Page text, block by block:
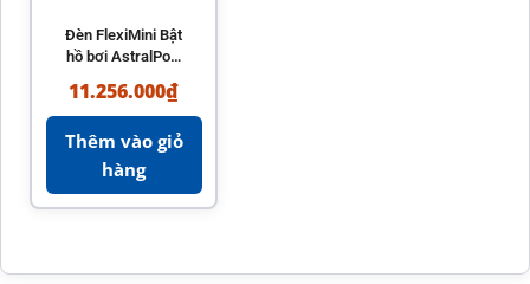
Đèn FlexiMini Bật
hồ bơi AstralPool
Ban Nha
11.256.000₫
Thêm vào giỏ
hàng